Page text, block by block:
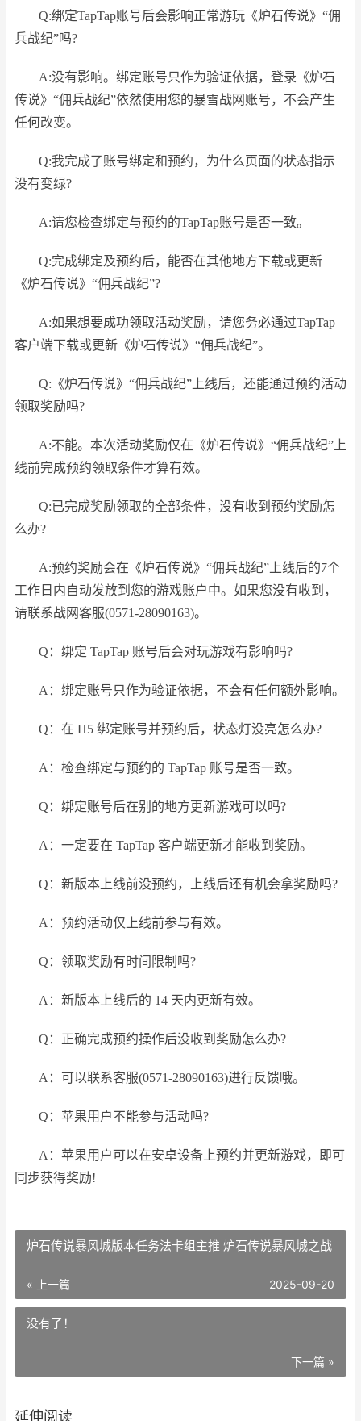
Q:绑定TapTap账号后会影响正常游玩《炉石传说》“佣
兵战纪”吗?
A:没有影响。绑定账号只作为验证依据，登录《炉石
传说》“佣兵战纪”依然使用您的暴雪战网账号，不会产生
任何改变。
Q:我完成了账号绑定和预约，为什么页面的状态指示
没有变绿?
A:请您检查绑定与预约的TapTap账号是否一致。
Q:完成绑定及预约后，能否在其他地方下载或更新
《炉石传说》“佣兵战纪”?
A:如果想要成功领取活动奖励，请您务必通过TapTap
客户端下载或更新《炉石传说》“佣兵战纪”。
Q:《炉石传说》“佣兵战纪”上线后，还能通过预约活动
领取奖励吗?
A:不能。本次活动奖励仅在《炉石传说》“佣兵战纪”上
线前完成预约领取条件才算有效。
Q:已完成奖励领取的全部条件，没有收到预约奖励怎
么办?
A:预约奖励会在《炉石传说》“佣兵战纪”上线后的7个
工作日内自动发放到您的游戏账户中。如果您没有收到，
请联系战网客服(0571-28090163)。
Q：绑定 TapTap 账号后会对玩游戏有影响吗?
A：绑定账号只作为验证依据，不会有任何额外影响。
Q：在 H5 绑定账号并预约后，状态灯没亮怎么办?
A：检查绑定与预约的 TapTap 账号是否一致。
Q：绑定账号后在别的地方更新游戏可以吗?
A：一定要在 TapTap 客户端更新才能收到奖励。
Q：新版本上线前没预约，上线后还有机会拿奖励吗?
A：预约活动仅上线前参与有效。
Q：领取奖励有时间限制吗?
A：新版本上线后的 14 天内更新有效。
Q：正确完成预约操作后没收到奖励怎么办?
A：可以联系客服(0571-28090163)进行反馈哦。
Q：苹果用户不能参与活动吗?
A：苹果用户可以在安卓设备上预约并更新游戏，即可
同步获得奖励!
炉石传说暴风城版本任务法卡组主推 炉石传说暴风城之战
« 上一篇 2025-09-20
没有了！
下一篇 »
延伸阅读